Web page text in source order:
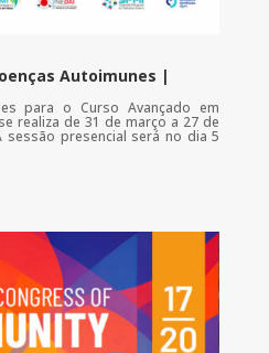
Autoimunes |
para o Curso Avançado em
realiza de 31 de março a 27 de
sessão presencial será no dia 5